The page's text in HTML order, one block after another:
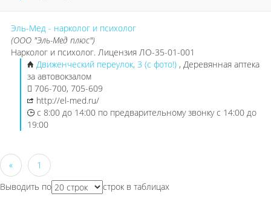
Эль-Мед - нарколог и психолог
(ООО "Эль-Мед плюс")
Нарколог и психолог. Лицензия ЛО-35-01-001
Движенческий переулок, 3 (с фото!) , Деревянная аптека
за автовокзалом
706-700, 705-609
http://el-med.ru/
с 8:00 до 14:00 по предварительному звонку с 14:00 до
19:00
«
1
Выводить по
строк в таблицах